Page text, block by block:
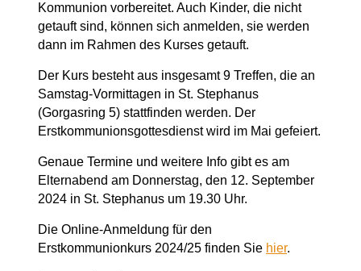
Kommunion vorbereitet. Auch Kinder, die nicht
getauft sind, können sich anmelden, sie werden
dann im Rahmen des Kurses getauft.
Der Kurs besteht aus insgesamt 9 Treffen, die an
Samstag-Vormittagen in St. Stephanus
(Gorgasring 5) stattfinden werden. Der
Erstkommunionsgottesdienst wird im Mai gefeiert.
Genaue Termine und weitere Info gibt es am
Elternabend am Donnerstag, den 12. September
2024 in St. Stephanus um 19.30 Uhr.
Die Online-Anmeldung für den
Erstkommunionkurs 2024/25 finden Sie hier.